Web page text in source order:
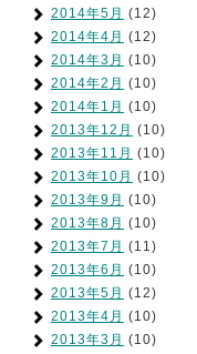
2014年5月 (12)
2014年4月 (12)
2014年3月 (10)
2014年2月 (10)
2014年1月 (10)
2013年12月 (10)
2013年11月 (10)
2013年10月 (10)
2013年9月 (10)
2013年8月 (10)
2013年7月 (11)
2013年6月 (10)
2013年5月 (12)
2013年4月 (10)
2013年3月 (10)